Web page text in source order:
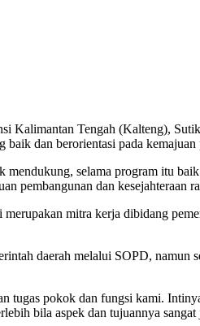
Tengah (Kalteng),
dan berorientasi pada kemajuan
selama program itu
pembangunan dan
mitra kerja dibidang
daerah melalui SOPD,
tugas pokok dan fungsi kami.
bila aspek dan tujuannya